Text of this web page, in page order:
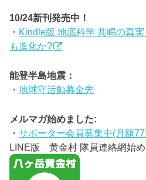
10/24新刊発売中！
・ Kindle版 地底科学 共鳴の真
も進化か?
能登半島地震：
・地球守活動募金先
メルマガ始めました:
・サポーター会員募集中(月額
LINE版 黄金村 隊員連絡網始め